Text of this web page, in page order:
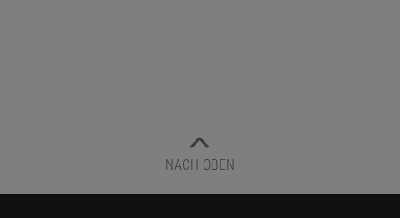
NACH OBEN